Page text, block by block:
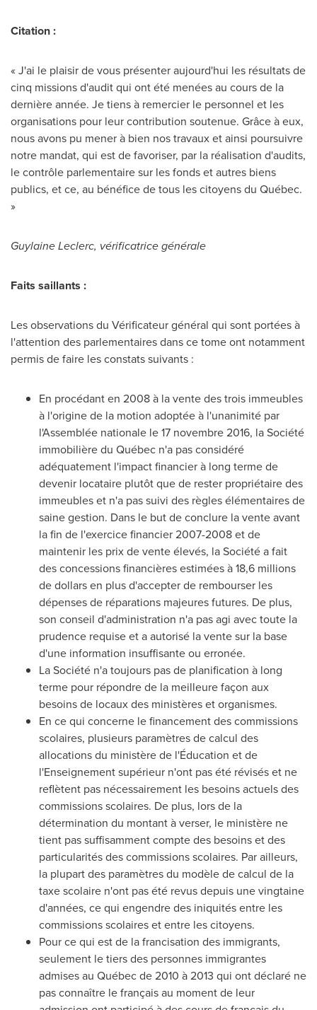
Citation :
« J'ai le plaisir de vous présenter aujourd'hui les résultats de
cinq missions d'audit qui ont été menées au cours de la
dernière année. Je tiens à remercier le personnel et les
organisations pour leur contribution soutenue. Grâce à eux,
nous avons pu mener à bien nos travaux et ainsi poursuivre
notre mandat, qui est de favoriser, par la réalisation d'audits,
le contrôle parlementaire sur les fonds et autres biens
publics, et ce, au bénéfice de tous les citoyens du Québec.
»
Guylaine Leclerc, vérificatrice générale
Faits saillants :
Les observations du Vérificateur général qui sont portées à
l'attention des parlementaires dans ce tome ont notamment
permis de faire les constats suivants :
En procédant en 2008 à la vente des trois immeubles
à l'origine de la motion adoptée à l'unanimité par
l'Assemblée nationale le 17 novembre 2016, la Société
immobilière du Québec n'a pas considéré
adéquatement l'impact financier à long terme de
devenir locataire plutôt que de rester propriétaire des
immeubles et n'a pas suivi des règles élémentaires de
saine gestion. Dans le but de conclure la vente avant
la fin de l'exercice financier 2007-2008 et de
maintenir les prix de vente élevés, la Société a fait
des concessions financières estimées à 18,6 millions
de dollars en plus d'accepter de rembourser les
dépenses de réparations majeures futures. De plus,
son conseil d'administration n'a pas agi avec toute la
prudence requise et a autorisé la vente sur la base
d'une information insuffisante ou erronée.
La Société n'a toujours pas de planification à long
terme pour répondre de la meilleure façon aux
besoins de locaux des ministères et organismes.
En ce qui concerne le financement des commissions
scolaires, plusieurs paramètres de calcul des
allocations du ministère de l'Éducation et de
l'Enseignement supérieur n'ont pas été révisés et ne
reflètent pas nécessairement les besoins actuels des
commissions scolaires. De plus, lors de la
détermination du montant à verser, le ministère ne
tient pas suffisamment compte des besoins et des
particularités des commissions scolaires. Par ailleurs,
la plupart des paramètres du modèle de calcul de la
taxe scolaire n'ont pas été revus depuis une vingtaine
d'années, ce qui engendre des iniquités entre les
commissions scolaires et entre les citoyens.
Pour ce qui est de la francisation des immigrants,
seulement le tiers des personnes immigrantes
admises au Québec de 2010 à 2013 qui ont déclaré ne
pas connaître le français au moment de leur